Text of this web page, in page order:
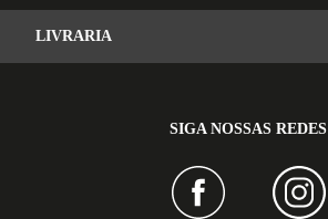
LIVRARIA
SIGA NOSSAS REDES